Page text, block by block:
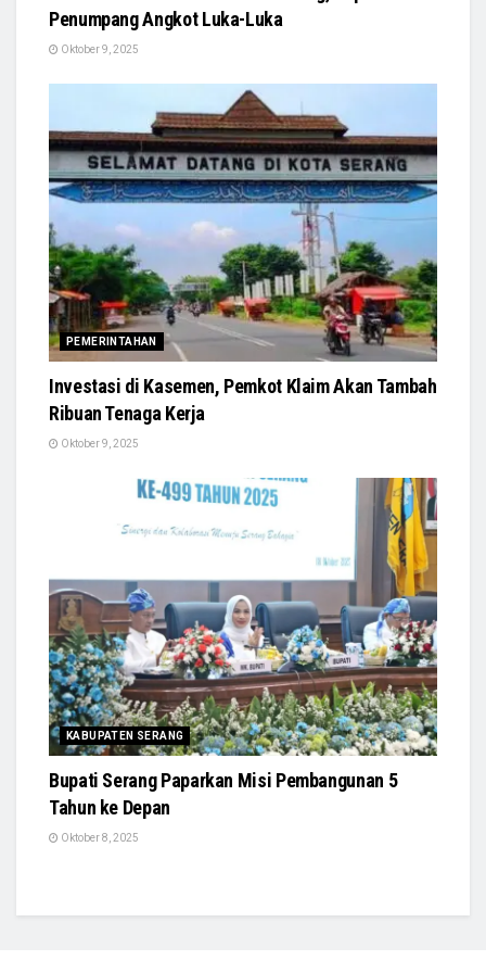
Penumpang Angkot Luka-Luka
Oktober 9, 2025
PEMERINTAHAN
Investasi di Kasemen, Pemkot Klaim Akan Tambah
Ribuan Tenaga Kerja
Oktober 9, 2025
KABUPATEN SERANG
Bupati Serang Paparkan Misi Pembangunan 5
Tahun ke Depan
Oktober 8, 2025